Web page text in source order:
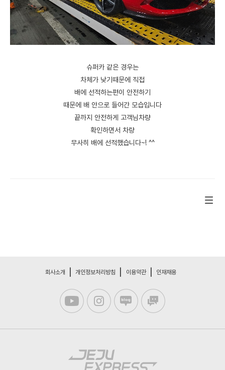
슈퍼카 같은 경우는
차체가 낮기때문에 직접
배에 선적하는편이 안전하기
때문에 배 안으로 들어간 모습입니다
끝까지 안전하게 고객님차량
확인하면서 차량
무사히 배에 선적했습니다~! ^^
회사소개 개인정보처리방침 이용약관 인재채용